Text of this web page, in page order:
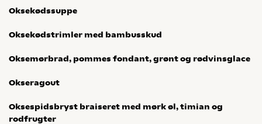
Oksekødssuppe
Oksekødstrimler med bambusskud
Oksemørbrad, pommes fondant, grønt og rødvinsglace
Okseragout
Oksespidsbryst braiseret med mørk øl, timian og
rodfrugter